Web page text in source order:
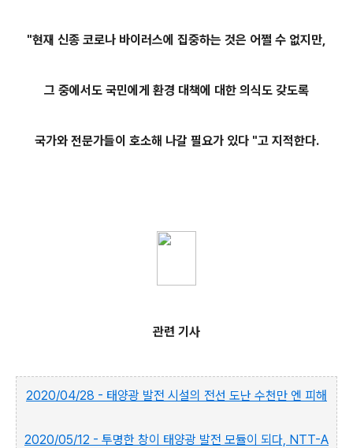
"현재 신종 코로나 바이러스에 집중하는 것은 어쩔 수 없지만,
그 중에서도 국민에게 환경 대책에 대한 의식도 갖도록
국가와 전문가들이 호소해 나갈 필요가 있다 "고 지적한다.
관련 기사
2020/04/28 - 태양광 발전 시설의 전선 도난 수천만 엔 피해
2020/05/12 - 투명한 창이 태양광 발전 모듈이 되다, NTT-A